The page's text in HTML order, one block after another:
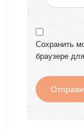
Сохранить
браузере